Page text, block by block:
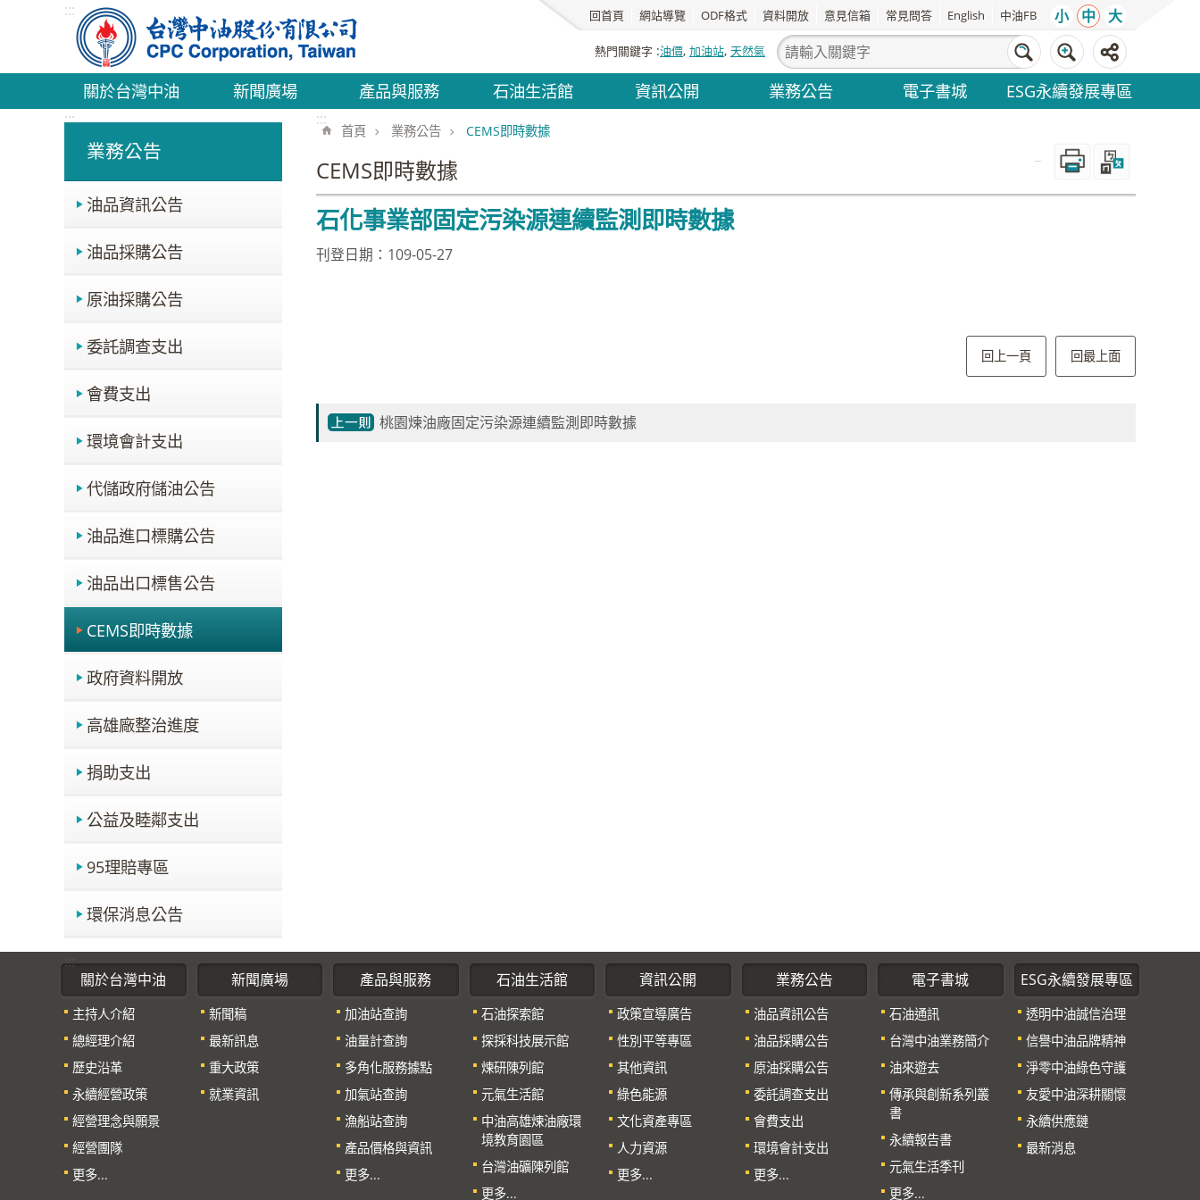
跳到主要內容區塊
::: 回首頁 網站導覽 ODF格式 資料開放 意見信箱 常見問答 English 中油FB 小 中 大
熱門關鍵字 油價 加油站 天然氣
關於台灣中油 新聞廣場 產品與服務 石油生活館 資訊公開 業務公告 電子書城 ESG永續發展專區
:::
業務公告
油品資訊公告
油品採購公告
原油採購公告
委託調查支出
會費支出
環境會計支出
代儲政府儲油公告
油品進口標購公告
油品出口標售公告
CEMS即時數據
政府資料開放
高雄廠整治進度
捐助支出
公益及睦鄰支出
95理賠專區
環保消息公告
:::
首頁 業務公告 CEMS即時數據
CEMS即時數據
石化事業部固定污染源連續監測即時數據
刊登日期：109-05-27
回上一頁 回最上面
桃園煉油廠固定污染源連續監測即時數據
:::
關於台灣中油
主持人介紹
總經理介紹
歷史沿革
永續經營政策
經營理念與願景
經營團隊
更多...
新聞廣場
新聞稿
最新訊息
重大政策
就業資訊
產品與服務
加油站查詢
油量計查詢
多角化服務據點
加氣站查詢
漁船站查詢
產品價格與資訊
更多...
石油生活館
石油探索館
探採科技展示館
煉研陳列館
元氣生活館
中油高雄煉油廠環
境教育園區
台灣油礦陳列館
更多...
資訊公開
政策宣導廣告
性別平等專區
其他資訊
綠色能源
文化資產專區
人力資源
更多...
業務公告
油品資訊公告
油品採購公告
原油採購公告
委託調查支出
會費支出
環境會計支出
更多...
電子書城
石油通訊
台灣中油業務簡介
油來遊去
傳承與創新系列叢
書
永續報告書
元氣生活季刊
更多...
ESG永續發展專區
透明中油誠信治理
信譽中油品牌精神
淨零中油綠色守護
友愛中油深耕關懷
永續供應鏈
最新消息